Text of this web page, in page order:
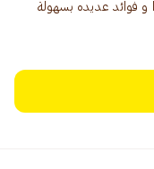
و فوائد عديده بسهولة